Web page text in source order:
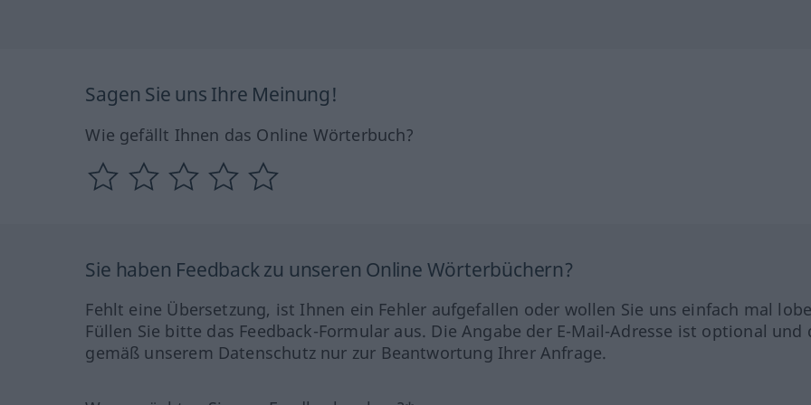
Sagen Sie uns Ihre Meinung!
Wie gefällt Ihnen das Online Wörterbuch?
Sie haben Feedback zu unseren Online Wörterbüchern?
Fehlt eine Übersetzung, ist Ihnen ein Fehler aufgefallen oder wollen Sie uns einfach mal
Füllen Sie bitte das Feedback-Formular aus. Die Angabe der E-Mail-Adresse ist optional und
gemäß unserem Datenschutz nur zur Beantwortung Ihrer Anfrage.